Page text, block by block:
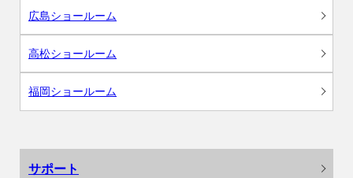
広島ショールーム
高松ショールーム
福岡ショールーム
サポート